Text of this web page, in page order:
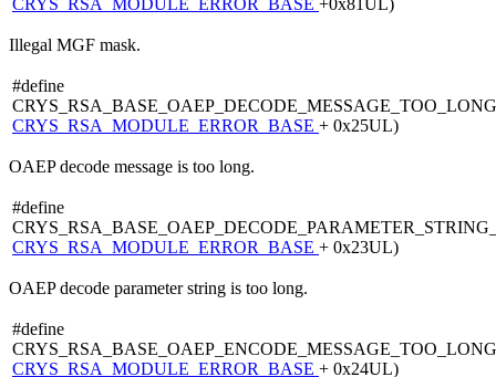
Illegal MGF mask.
#define
CRYS_RSA_MODULE_ERROR_BASE + 0x25UL)
OAEP decode message is too long.
#define
CRYS_RSA_MODULE_ERROR_BASE + 0x23UL)
OAEP decode parameter string is too long.
#define
CRYS_RSA_MODULE_ERROR_BASE + 0x24UL)